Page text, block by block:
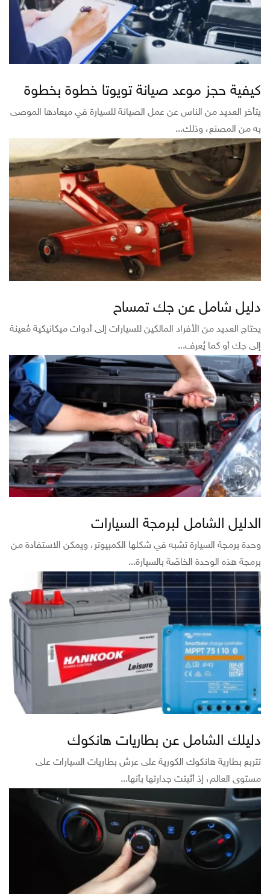
كيفية حجز موعد صيانة تويوتا خطوة بخطوة
يتأخر العديد من الناس عن عمل الصيانة للسيارة في ميعادها الموصى
به من المصنع، وذلك...
دليل شامل عن جك تمساح
يحتاج العديد من الأفراد المالكين للسيارات إلى أدوات ميكانيكية مُعينة
إلى جك أو كما يُعرف...
الدليل الشامل لبرمجة السيارات
وحدة برمجة السيارة تشبه في شكلها الكمبيوتر، ويمكن الاستفادة من
برمجة هذه الوحدة الخاصّة بالسيارة...
دليلك الشامل عن بطاريات هانكوك
تتربع بطارية هانكوك الكورية على عرش بطاريات السيارات على
مستوى العالم، إذ أثبتت جدارتها بأنها...